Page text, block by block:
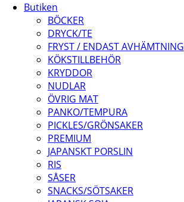
Butiken
BÖCKER
DRYCK/TE
FRYST / ENDAST AVHÄMTNING
KÖKSTILLBEHÖR
KRYDDOR
NUDLAR
ÖVRIG MAT
PANKO/TEMPURA
PICKLES/GRÖNSAKER
PREMIUM
JAPANSKT PORSLIN
RIS
SÅSER
SNACKS/SÖTSAKER